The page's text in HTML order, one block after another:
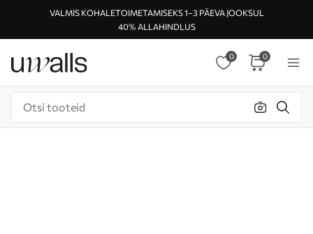
VALMIS KOHALETOIMETAMISEKS 1–3 PÄEVA JOOKSUL
40% ALLAHINDLUS
0 0